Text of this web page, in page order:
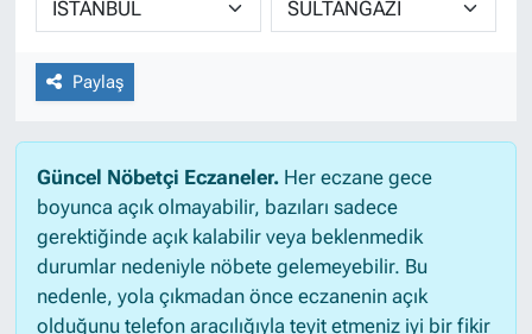
Paylaş
Güncel Nöbetçi Eczaneler.Her eczane gece
boyunca açık olmayabilir, bazıları sadece
gerektiğinde açık kalabilir veya beklenmedik
durumlar nedeniyle nöbete gelemeyebilir. Bu
nedenle, yola çıkmadan önce eczanenin açık
olduğunu telefon aracılığıyla teyit etmeniz iyi bir fikir